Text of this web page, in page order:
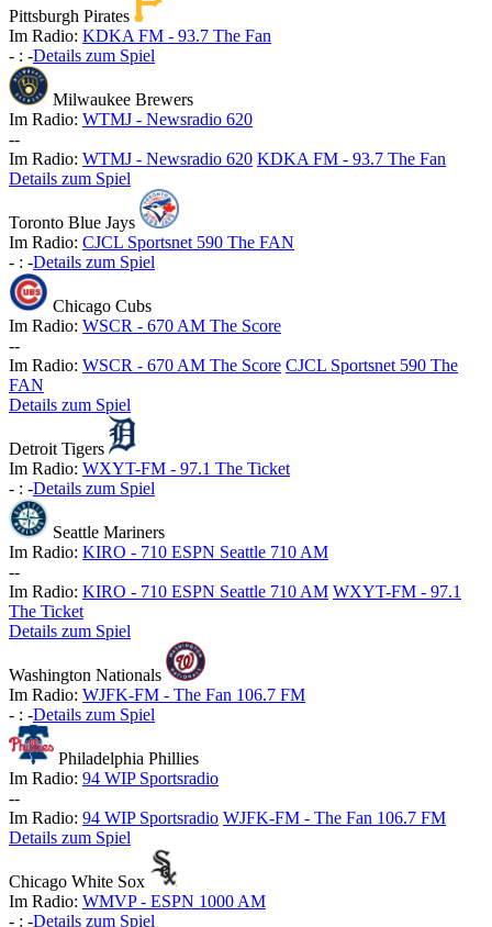
Pittsburgh Pirates
Im Radio: KDKA FM - 93.7 The Fan
- : -Details zum Spiel
Milwaukee Brewers
Im Radio: WTMJ - Newsradio 620
--
Im Radio: WTMJ - Newsradio 620 KDKA FM - 93.7 The Fan
Details zum Spiel
Toronto Blue Jays
Im Radio: CJCL Sportsnet 590 The FAN
- : -Details zum Spiel
Chicago Cubs
Im Radio: WSCR - 670 AM The Score
--
Im Radio: WSCR - 670 AM The Score CJCL Sportsnet 590 The
FAN
Details zum Spiel
Detroit Tigers
Im Radio: WXYT-FM - 97.1 The Ticket
- : -Details zum Spiel
Seattle Mariners
Im Radio: KIRO - 710 ESPN Seattle 710 AM
--
Im Radio: KIRO - 710 ESPN Seattle 710 AM WXYT-FM - 97.1
The Ticket
Details zum Spiel
Washington Nationals
Im Radio: WJFK-FM - The Fan 106.7 FM
- : -Details zum Spiel
Philadelphia Phillies
Im Radio: 94 WIP Sportsradio
--
Im Radio: 94 WIP Sportsradio WJFK-FM - The Fan 106.7 FM
Details zum Spiel
Chicago White Sox
Im Radio: WMVP - ESPN 1000 AM
- : -Details zum Spiel